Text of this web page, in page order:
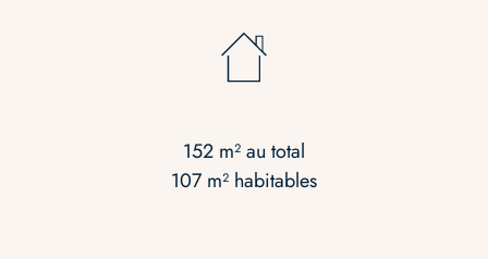
152 m² au total
107 m² habitables